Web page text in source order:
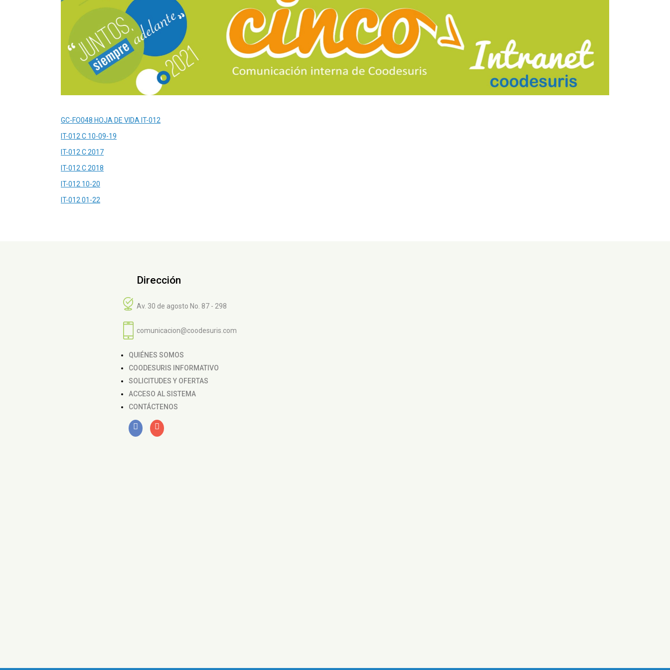
GC-FO048 HOJA DE VIDA IT-012
IT-012 C 10-09-19
IT-012 C 2017
IT-012 C 2018
IT-012 10-20
IT-012 01-22
Dirección
Av. 30 de agosto No. 87 - 298
comunicacion@coodesuris.com
QUIÉNES SOMOS
COODESURIS INFORMATIVO
SOLICITUDES Y OFERTAS
ACCESO AL SISTEMA
CONTÁCTENOS